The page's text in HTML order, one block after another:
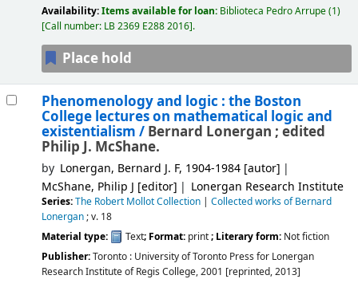
Availability:Items available for loan: Biblioteca Pedro Arrupe(1)
Call number: LB 2369 E288 2016 .
Place hold
Phenomenology and logic : the Boston
College lectures on mathematical logic and
existentialism / Bernard Lonergan ; edited
Philip J. McShane.
by Lonergan, Bernard J. F, 1904-1984[autor]
McShane, Philip J [editor] Lonergan Research Institute
Series:The Robert Mollot Collection| Collected works of Bernard
Lonergan; v. 18
Material type:
Text; Format: print; Literary form: Not fiction
Publisher:Toronto : University of Toronto Press for Lonergan
Research Institute of Regis College,2001 [reprinted, 2013]